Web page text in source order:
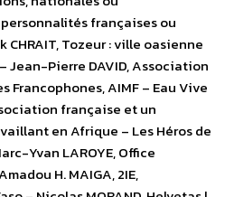
françaises ou
Tozeur : ville oasienne
Jean-Pierre DAVID, Association
AIMF – Eau Vive
française et un
en Afrique – Les Héros de
Yvan LAROYE, Office
H. MAIGA, 2IE,